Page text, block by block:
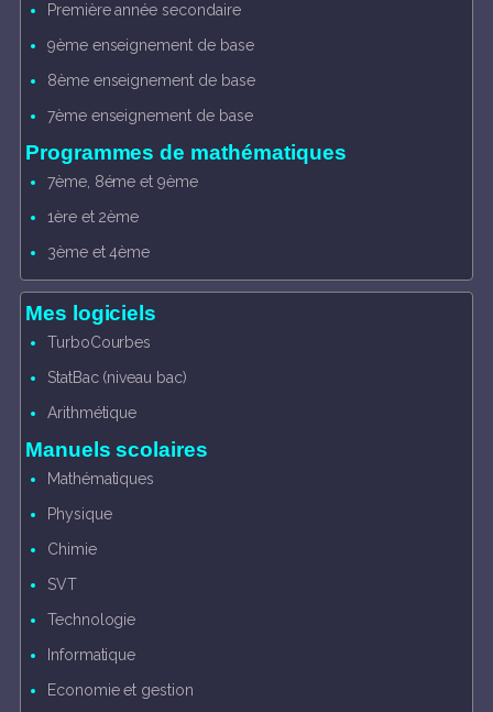
Première année secondaire
9ème enseignement de base
8ème enseignement de base
7ème enseignement de base
Programmes de mathématiques
7ème, 8éme et 9ème
1ère et 2ème
3ème et 4ème
Mes logiciels
TurboCourbes
StatBac (niveau bac)
Arithmétique
Manuels scolaires
Mathématiques
Physique
Chimie
SVT
Technologie
Informatique
Economie et gestion